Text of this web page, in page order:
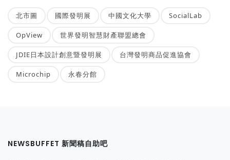
北市圖 國際發明展 中國文化大學 SocialLab
OpView 世界發明智慧財產聯盟總會
JDIE日本設計創意暨發明展 台灣發明商品促進協會
Microchip 永春分館
NEWSBUFFET 新聞稿自助吧